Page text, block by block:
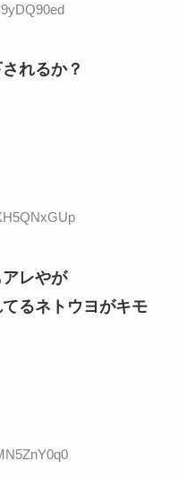
れるか？
レやが
るネトウヨがキモ